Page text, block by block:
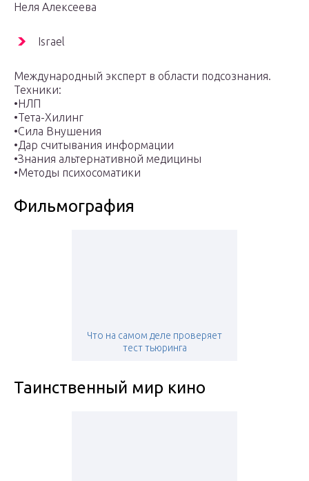
Неля Алексеева
Israel
Международный эксперт в области подсознания.
Техники:
•НЛП
•Тета-Хилинг
•Сила Внушения
•Дар считывания информации
•Знания альтернативной медицины
•Методы психосоматики
Фильмография
Что на самом деле проверяет
тест тьюринга
Таинственный мир кино